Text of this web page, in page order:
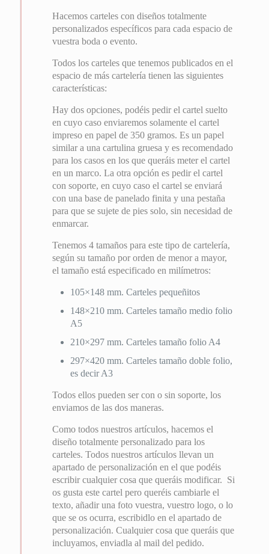
Hacemos carteles con diseños totalmente
personalizados específicos para cada espacio de
vuestra boda o evento.
Todos los carteles que tenemos publicados en el
espacio de más cartelería tienen las siguientes
características:
Hay dos opciones, podéis pedir el cartel suelto
en cuyo caso enviaremos solamente el cartel
impreso en papel de 350 gramos. Es un papel
similar a una cartulina gruesa y es recomendado
para los casos en los que queráis meter el cartel
en un marco. La otra opción es pedir el cartel
con soporte, en cuyo caso el cartel se enviará
con una base de panelado finita y una pestaña
para que se sujete de pies solo, sin necesidad de
enmarcar.
Tenemos 4 tamaños para este tipo de cartelería,
según su tamaño por orden de menor a mayor,
el tamaño está especificado en milímetros:
105×148 mm. Carteles pequeñitos
148×210 mm. Carteles tamaño medio folio
A5
210×297 mm. Carteles tamaño folio A4
297×420 mm. Carteles tamaño doble folio,
es decir A3
Todos ellos pueden ser con o sin soporte, los
enviamos de las dos maneras.
Como todos nuestros artículos, hacemos el
diseño totalmente personalizado para los
carteles. Todos nuestros artículos llevan un
apartado de personalización en el que podéis
escribir cualquier cosa que queráis modificar. Si
os gusta este cartel pero queréis cambiarle el
texto, añadir una foto vuestra, vuestro logo, o lo
que se os ocurra, escribidlo en el apartado de
personalización. Cualquier cosa que queráis que
incluyamos, enviadla al mail del pedido.